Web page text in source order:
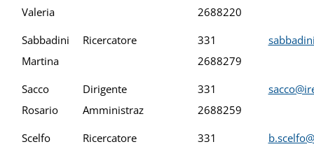
Valeria
2688220
Sabbadini
Martina
Ricercatore
331
2688279
Sacco
Rosario
Dirigente
Amministraz
331
2688259
Scelfo
Ricercatore
331